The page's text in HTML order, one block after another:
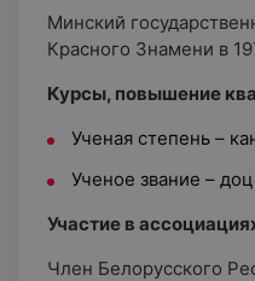
Минский
Красного Знамени в
Курсы, повышение
Ученая степень –
Ученое звание –
Участие в
Член Белорусского